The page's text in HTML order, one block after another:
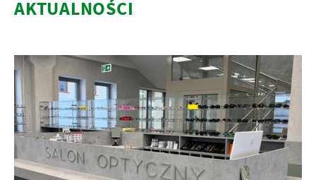
AKTUALNOŚCI